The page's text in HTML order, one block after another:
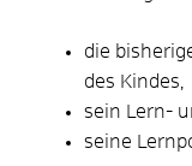
die
des Kindes,
sein Lern-
seine